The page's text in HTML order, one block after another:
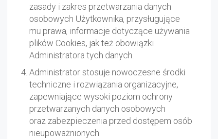
zasady i zakres przetwarzania danych
osobowych Użytkownika, przysługujące
mu prawa, informacje dotyczące używania
plików Cookies, jak też obowiązki
Administratora tych danych.
Administrator stosuje nowoczesne środki
techniczne i rozwiązania organizacyjne,
zapewniające wysoki poziom ochrony
przetwarzanych danych osobowych
oraz zabezpieczenia przed dostępem osób
nieupoważnionych.